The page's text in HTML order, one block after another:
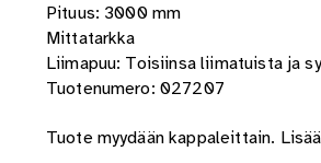
Pituus: 3000 mm
Mittatarkka
Liimapuu: Toisiinsa liimatuista ja
Tuotenumero: 027207
Tuote myydään kappaleittain.